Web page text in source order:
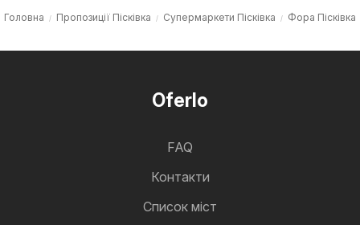
Головна Пропозиції Пісківка Супермаркети Пісківка Фора Пісківка
Oferlo
FAQ
Контакти
Cписок міст